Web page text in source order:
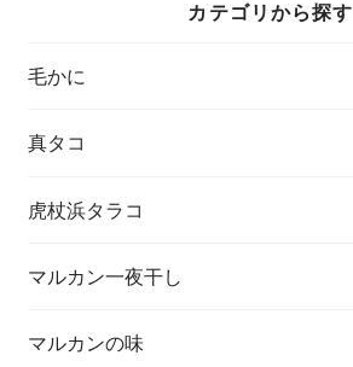
カテゴリから探す
毛かに
真タコ
虎杖浜タラコ
マルカン一夜干し
マルカンの味